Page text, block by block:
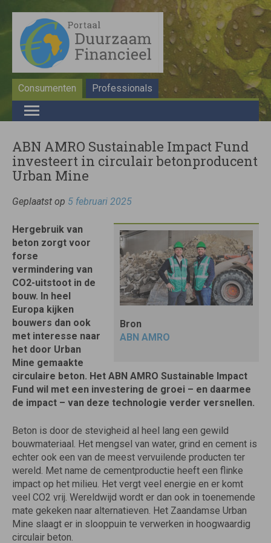
Consumenten Professionals
ABN AMRO Sustainable Impact Fund
investeert in circulair betonproducent
Urban Mine
Geplaatst op 5 februari 2025
Bron
ABN AMRO
Hergebruik van
beton zorgt voor
forse
vermindering van
CO2-uitstoot in de
bouw. In heel
Europa kijken
bouwers dan ook
met interesse naar
het door Urban
Mine gemaakte
circulaire beton. Het ABN AMRO Sustainable Impact
Fund wil met een investering de groei – en daarmee
de impact – van deze technologie verder versnellen.
Beton is door de stevigheid al heel lang een gewild
bouwmateriaal. Het mengsel van water, grind en cement is
echter ook een van de meest vervuilende producten ter
wereld. Met name de cementproductie heeft een flinke
impact op het milieu. Het vergt veel energie en er komt
veel CO2 vrij. Wereldwijd wordt er dan ook in toenemende
mate gekeken naar alternatieven. Het Zaandamse Urban
Mine slaagt er in slooppuin te verwerken in hoogwaardig
circulair beton.